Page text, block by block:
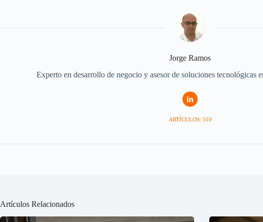
Jorge Ramos
Experto en desarrollo de negocio y asesor de soluciones tecnológicas
ARTÍCULOS: 510
Artículos Relacionados